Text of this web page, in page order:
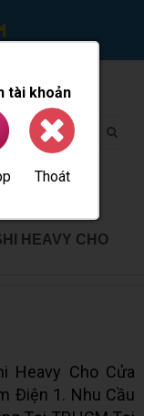
tài khoản
Thoát
HEAVY CHO
Heavy Cho Cửa
Điện 1. Nhu Cầu